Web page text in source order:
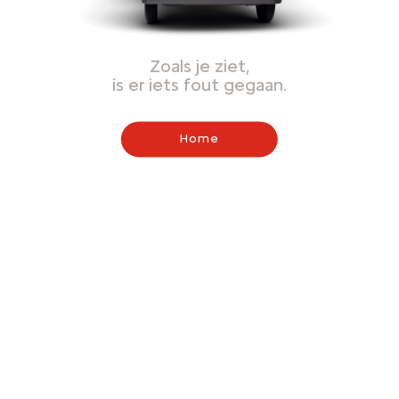
Zoals je ziet,
is er iets fout gegaan.
Home